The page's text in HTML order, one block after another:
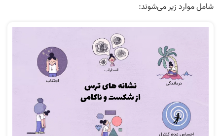
شامل موارد زیر می‌شوند: